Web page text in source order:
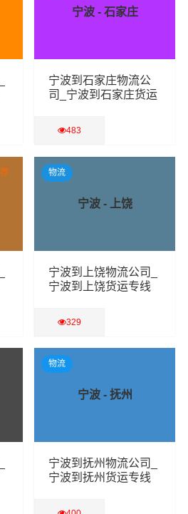
宁波 - 石家庄
宁波到石家庄物流公
司_宁波到石家庄货运
483
查看详细
荐
宁波 - 上饶
宁波到上饶物流公司_
宁波到上饶货运专线
329
查看详细
物流
宁波 - 抚州
宁波到抚州物流公司_
宁波到抚州货运专线
物流